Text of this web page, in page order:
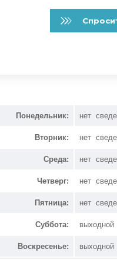
Понедельник: нет
Вторник: нет
Среда: нет
Четверг: нет
Пятница: нет
Суббота: выходной
Воскресенье: выходной